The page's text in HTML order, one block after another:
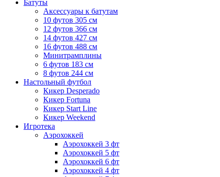
Батуты
Аксессуары к батутам
10 футов 305 см
12 футов 366 см
14 футов 427 см
16 футов 488 см
Минитрамплины
6 футов 183 см
8 футов 244 см
Настольный футбол
Кикер Desperado
Кикер Fortuna
Кикер Start Line
Кикер Weekend
Игротека
Аэрохоккей
Аэрохоккей 3 фт
Аэрохоккей 5 фт
Аэрохоккей 6 фт
Аэрохоккей 4 фт